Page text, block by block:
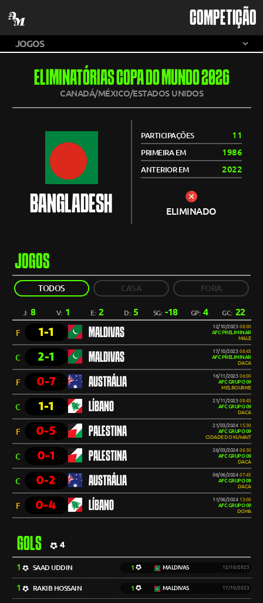
COMPETIÇÃO
ELIMINATÓRIAS COPA DO MUNDO 2026
CANADÁ/MÉXICO/ESTADOS UNIDOS
BANGLADESH
PARTICIPAÇÕES 11
PRIMEIRA EM 1986
ANTERIOR EM 2022
ELIMINADO
JOGOS
TODOS CASA FORA
J: 8 V: 1 E:2 D:5 SG: -18 GP: 4 GC: 22
F 1-1 MALDIVAS 12/10/2023 08:00
AFC PRELIMINAR
MALE
C 2-1 MALDIVAS 17/10/2023 08:45
AFC PRELIMINAR
DACA
F 0-7 AUSTRÁLIA 16/11/2023 06:00
AFC GRUPO 09
MELBOURNE
C 1-1 LÍBANO 21/11/2023 08:45
AFC GRUPO 09
DACA
F 0-5 PALESTINA 21/03/2024 15:30
AFC GRUPO 09
CIDADE DO KUWAIT
C 0-1 PALESTINA 26/03/2024 06:30
AFC GRUPO 09
DACA
C 0-2 AUSTRÁLIA 06/06/2024 07:45
AFC GRUPO 09
DACA
F 0-4 LÍBANO 11/06/2024 13:00
AFC GRUPO 09
DOHA
GOLS 4
1 SAAD UDDIN 1 MALDIVAS 12/10/2023
1 RAKIB HOSSAIN 1 MALDIVAS 17/10/2023